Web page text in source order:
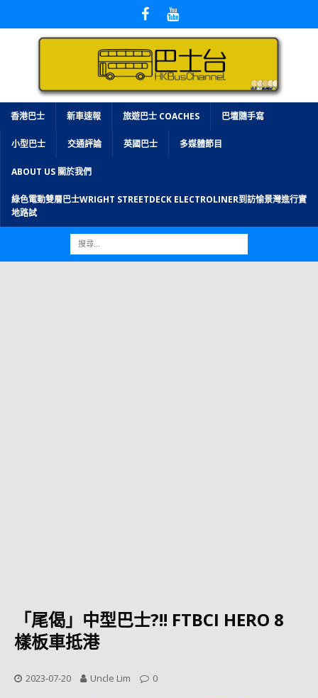
香港巴士 新車速報 旅遊巴士 COACHES 巴壇隨手寫
小型巴士 交通評論 英國巴士 多媒體節目
ABOUT US 關於我們
綠色電動雙層巴士WRIGHT STREETDECK ELECTROLINER到訪愉景灣進行實
地路試
「尾偈」中型巴士?!! FTBCI HERO 8
樣板車抵港
2023-07-20 Uncle Lim 0